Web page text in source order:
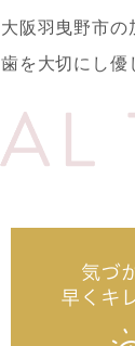
大阪羽曳野市の
歯を大切にし優